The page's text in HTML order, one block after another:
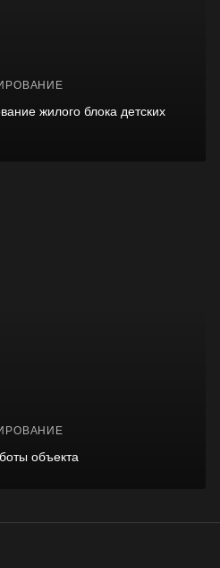
жилого блока детских
объекта